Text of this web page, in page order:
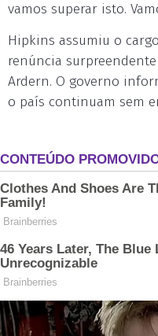
vamos superar isto.
Hipkins assumiu o
renúncia
Ardern. O governo
o país continuam sem